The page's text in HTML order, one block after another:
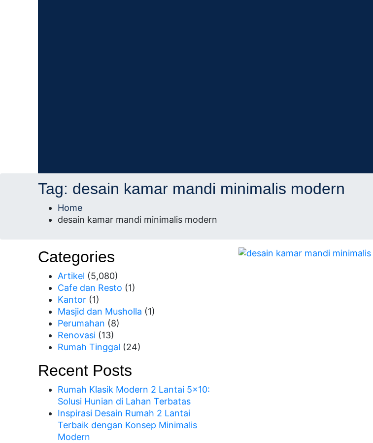
AD Studio – Jasa Arsitek
Profesional Bersertifikasi
Tag: desain kamar mandi minimalis modern
Home
desain kamar mandi minimalis modern
Categories
Artikel (5,080)
Cafe dan Resto (1)
Kantor (1)
Masjid dan Musholla (1)
Perumahan (8)
Renovasi (13)
Rumah Tinggal (24)
Recent Posts
Rumah Klasik Modern 2 Lantai 5×10:
Solusi Hunian di Lahan Terbatas
Inspirasi Desain Rumah 2 Lantai
Terbaik dengan Konsep Minimalis
Modern